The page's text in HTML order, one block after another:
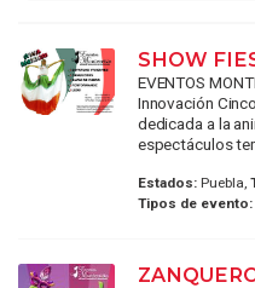
SHOW
EVENTOS
Innovación
dedicada a la
espectáculos
Estados:Puebla,
Tipos de evento: